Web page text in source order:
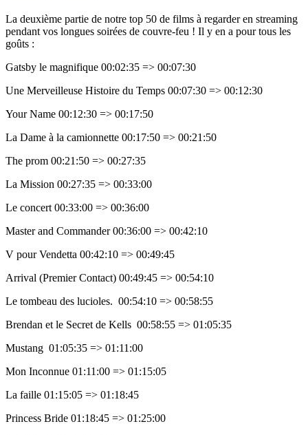
La deuxième partie de notre top 50 de films à regarder en streaming
pendant vos longues soirées de couvre-feu ! Il y en a pour tous les
goûts :
Gatsby le magnifique 00:02:35 => 00:07:30
Une Merveilleuse Histoire du Temps 00:07:30 => 00:12:30
Your Name 00:12:30 => 00:17:50
La Dame à la camionnette 00:17:50 => 00:21:50
The prom 00:21:50 => 00:27:35
La Mission 00:27:35 => 00:33:00
Le concert 00:33:00 => 00:36:00
Master and Commander 00:36:00 => 00:42:10
V pour Vendetta 00:42:10 => 00:49:45
Arrival (Premier Contact) 00:49:45 => 00:54:10
Le tombeau des lucioles. 00:54:10 => 00:58:55
Brendan et le Secret de Kells 00:58:55 => 01:05:35
Mustang 01:05:35 => 01:11:00
Mon Inconnue 01:11:00 => 01:15:05
La faille 01:15:05 => 01:18:45
Princess Bride 01:18:45 => 01:25:00